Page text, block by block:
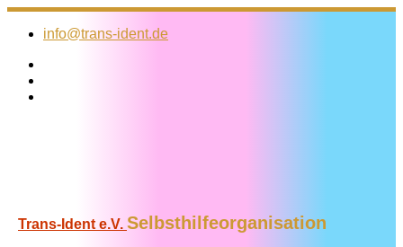
Zum
Inhalt
info@trans-ident.de
Trans-Ident e.V. Selbsthilfeorganisation